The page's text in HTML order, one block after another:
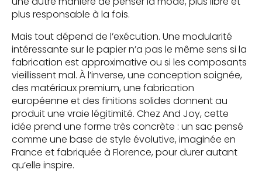
plus responsable à la fois.
Mais tout dépend de l’exécution. Une modularité
intéressante sur le papier n’a pas le même sens si la
fabrication est approximative ou si les composants
vieillissent mal. À l’inverse, une conception soignée,
des matériaux premium, une fabrication
européenne et des finitions solides donnent au
produit une vraie légitimité. Chez And Joy, cette
idée prend une forme très concrète : un sac pensé
comme une base de style évolutive, imaginée en
France et fabriquée à Florence, pour durer autant
qu’elle inspire.